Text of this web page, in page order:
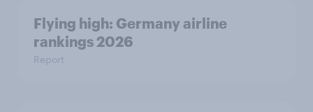
Flying high: Germany airline
rankings 2026
Report